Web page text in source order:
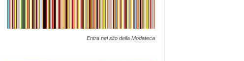
Entra nel sito della Modateca